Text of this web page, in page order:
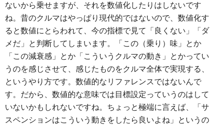
ないから乗せますが、それを数値化したりはしないです
ね。昔のクルマはやっぱり現代的ではないので、数値化す
ると数値にとらわれて、今の指標で見て「良くない」「ダ
メだ」と判断してしまいます。「この（乗り）味」とか
「この減衰感」とか「こういうクルマの動き」とかってい
うのを感じさせて、感じたものをクルマ全体で実現する、
というやり方です。数値的なリファレンスではないんで
す。だから、数値的な意味では目標設定っていうのはして
いないかもしれないですね。ちょっと極端に言えば、「サ
スペンションはこういう動きをしたら良いよね」というの